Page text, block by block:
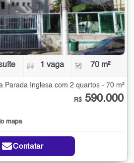
1 vaga 70 m²
Parada Inglesa com 2 quartos - 70 m²
mapa
R$ 590.000
Contatar